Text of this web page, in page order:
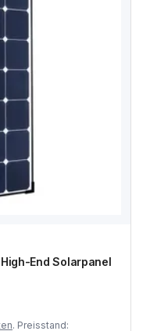
End Solarpanel
. Preisstand: